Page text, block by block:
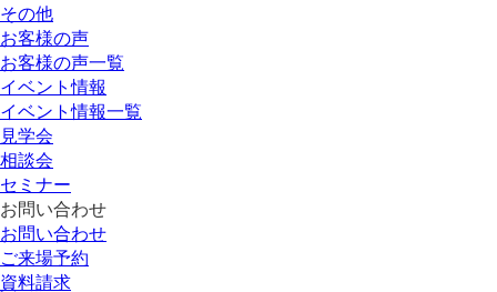
その他
お客様の声
お客様の声一覧
イベント情報
イベント情報一覧
見学会
相談会
セミナー
お問い合わせ
お問い合わせ
ご来場予約
資料請求